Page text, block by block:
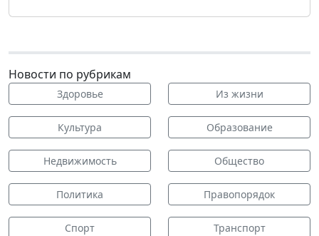
Новости по рубрикам
Здоровье Из жизни
Культура Образование
Недвижимость Общество
Политика Правопорядок
Спорт Транспорт